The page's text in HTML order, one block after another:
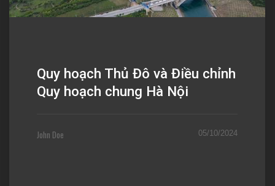
Quy hoạch Thủ Đô và Điều chỉnh
Quy hoạch chung Hà Nội
John Doe 05/10/2024